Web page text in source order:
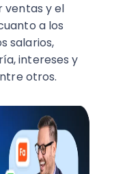
ventas y el
a los
salarios,
intereses y
otros.